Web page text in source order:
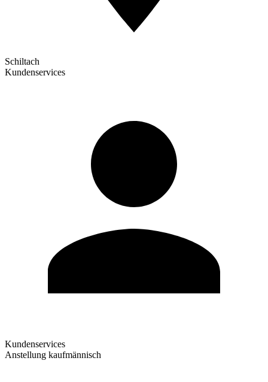
Schiltach
Kundenservices
Kundenservices
Anstellung kaufmännisch